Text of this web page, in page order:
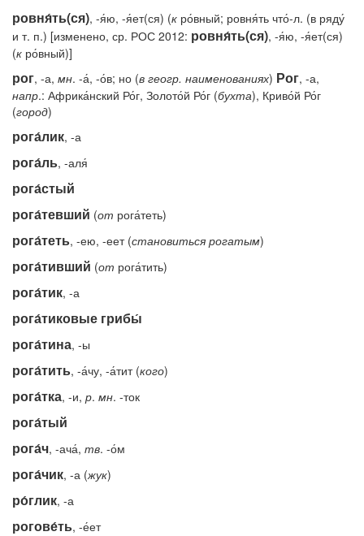
ровня́ть(ся), -я́ю, -я́ет(ся) (к ро́вный; ровня́ть что́-л. (в ряду́
и т. п.) [изменено, ср. РОС 2012: ровня́ть(ся), -я́ю, -я́ет(ся)
(к ро́вный)]
рог, -а, мн. -а́, -о́в; но (в геогр. наименованиях) Рог, -а,
напр.: Африка́нский Ро́г, Золото́й Ро́г (бухта), Криво́й Ро́г
(город)
рога́лик, -а
рога́ль, -аля́
рога́стый
рога́тевший (от рога́теть)
рога́теть, -ею, -еет (становиться рогатым)
рога́тивший (от рога́тить)
рога́тик, -а
рога́тиковые грибы́
рога́тина, -ы
рога́тить, -а́чу, -а́тит (кого)
рога́тка, -и, р. мн. -ток
рога́тый
рога́ч, -ача́, тв. -о́м
рога́чик, -а (жук)
ро́глик, -а
рогове́ть, -е́ет